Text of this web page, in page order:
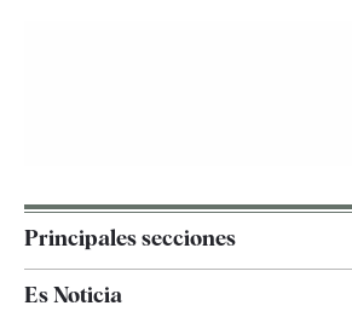
Principales secciones
España
Es Noticia